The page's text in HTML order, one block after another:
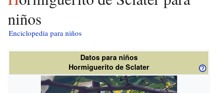
niños
Enciclopedia para niños
Datos para niños
Hormiguerito de Sclater